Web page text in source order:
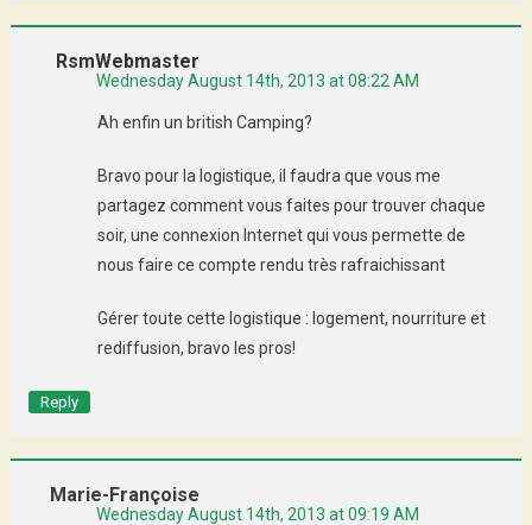
RsmWebmaster
Wednesday August 14th, 2013 at 08:22 AM
Ah enfin un british Camping?
Bravo pour la logistique, il faudra que vous me
partagez comment vous faites pour trouver chaque
soir, une connexion Internet qui vous permette de
nous faire ce compte rendu très rafraichissant
Gérer toute cette logistique : logement, nourriture et
rediffusion, bravo les pros!
Reply
Marie-Françoise
Wednesday August 14th, 2013 at 09:19 AM